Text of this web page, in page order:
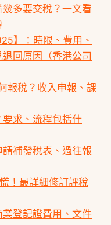
幾多要交稅？一文看
】：時限、費用、
回原因（香港公司
報稅？收入申報、課
求、流程包括什
補發稅表、過往報
！最詳細修訂評稅
登記證費用、文件